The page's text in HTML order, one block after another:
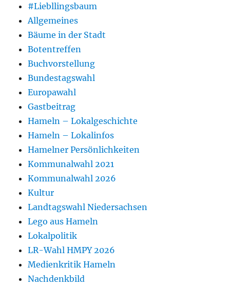
#Liebllingsbaum
Allgemeines
Bäume in der Stadt
Botentreffen
Buchvorstellung
Bundestagswahl
Europawahl
Gastbeitrag
Hameln – Lokalgeschichte
Hameln – Lokalinfos
Hamelner Persönlichkeiten
Kommunalwahl 2021
Kommunalwahl 2026
Kultur
Landtagswahl Niedersachsen
Lego aus Hameln
Lokalpolitik
LR-Wahl HMPY 2026
Medienkritik Hameln
Nachdenkbild